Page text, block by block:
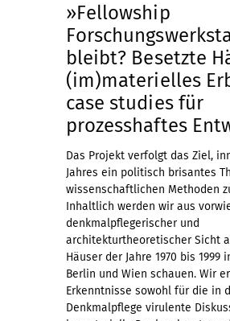
»Fellowship
bleibt? Besetzte
(im)materielles
case studies für
prozesshaftes
Das Projekt verfolgt das Ziel,
Jahres ein politisch brisantes
wissenschaftlichen Methoden
Inhaltlich werden wir aus
denkmalpflegerischer und
architekturtheoretischer Sicht
Häuser der Jahre 1970 bis 1999
Berlin und Wien schauen. Wir
Erkenntnisse sowohl für die in
Denkmalpflege virulente